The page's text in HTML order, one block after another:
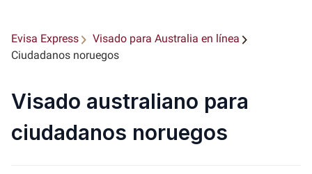
Evisa Express
Visado para Australia en línea
Ciudadanos noruegos
Visado australiano para
ciudadanos noruegos